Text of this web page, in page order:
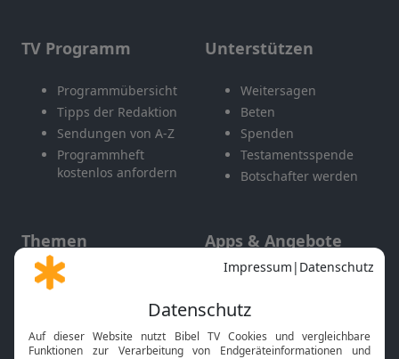
TV Programm
Programmübersicht
Tipps der Redaktion
Sendungen von A-Z
Programmheft
kostenlos anfordern
Unterstützen
Weitersagen
Beten
Spenden
Testamentsspende
Botschafter werden
Themen
Gott und Bibel erklärt
Neuigkeiten
Apps & Angebote
Mobile App
Smart TV